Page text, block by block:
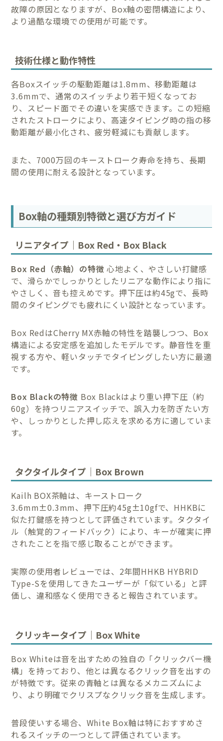
故障の原因となりますが、Box軸の密閉構造により、
より過酷な環境での使用が可能です。
技術仕様と動作特性
各Boxスイッチの駆動距離は1.8mm、移動距離は
3.6mmで、通常のスイッチより若干短くなってお
り、スピード面でその違いを実感できます。この短縮
されたストロークにより、高速タイピング時の指の移
動距離が最小化され、疲労軽減にも貢献します。
また、7000万回のキーストローク寿命を持ち、長期
間の使用に耐える設計となっています。
Box軸の種類別特徴と選び方ガイド
リニアタイプ｜Box Red・Box Black
Box Red（赤軸）の特徴 心地よく、やさしい打鍵感
で、滑らかでしっかりとしたリニアな動作により指に
やさしく、音も控えめです。押下圧は約45gで、長時
間のタイピングでも疲れにくい設計となっています。
Box RedはCherry MX赤軸の特性を踏襲しつつ、Box
構造による安定感を追加したモデルです。静音性を重
視する方や、軽いタッチでタイピングしたい方に最適
です。
Box Blackの特徴 Box Blackはより重い押下圧（約
60g）を持つリニアスイッチで、誤入力を防ぎたい方
や、しっかりとした押し応えを求める方に適していま
す。
タクタイルタイプ｜Box Brown
Kailh BOX茶軸は、キーストローク
3.6mm±0.3mm、押下圧約45g±10gfで、HHKBに
似た打鍵感を持つとして評価されています。タクタイ
ル（触覚的フィードバック）により、キーが確実に押
されたことを指で感じ取ることができます。
実際の使用者レビューでは、2年間HHKB HYBRID
Type-Sを使用してきたユーザーが「似ている」と評
価し、違和感なく使用できると報告されています。
クリッキータイプ｜Box White
Box Whiteは音を出すための独自の「クリックバー機
構」を持っており、他とは異なるクリック音を出すの
が特徴です。従来の青軸とは異なるメカニズムによ
り、より明確でクリスプなクリック音を生成します。
普段使いする場合、White Box軸は特におすすめさ
れるスイッチの一つとして評価されています。